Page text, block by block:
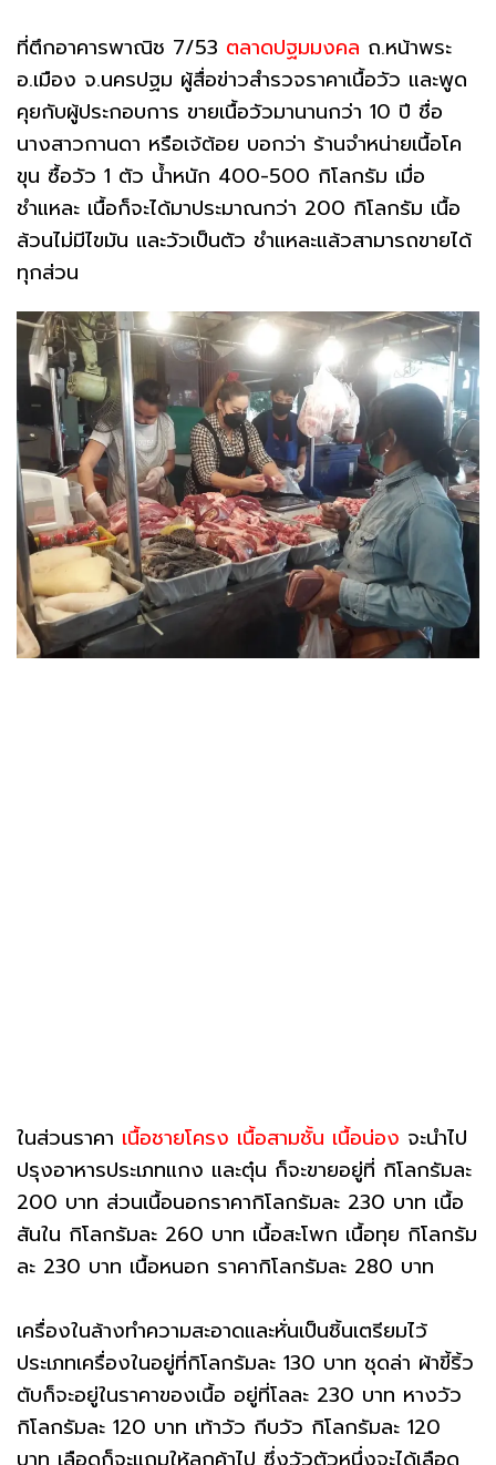
ที่ตึกอาคารพาณิช 7/53 ตลาดปฐมมงคล ถ.หน้าพระ
อ.เมือง จ.นครปฐม ผู้สื่อข่าวสำรวจราคาเนื้อวัว และพูด
คุยกับผู้ประกอบการ ขายเนื้อวัวมานานกว่า 10 ปี ชื่อ
นางสาวกานดา หรือเจ้ต้อย บอกว่า ร้านจำหน่ายเนื้อโค
ขุน ซื้อวัว 1 ตัว น้ำหนัก 400-500 กิโลกรัม เมื่อ
ชำแหละ เนื้อก็จะได้มาประมาณกว่า 200 กิโลกรัม เนื้อ
ล้วนไม่มีไขมัน และวัวเป็นตัว ชำแหละแล้วสามารถขายได้
ทุกส่วน
ในส่วนราคา เนื้อชายโครง เนื้อสามชั้น เนื้อน่อง จะนำไป
ปรุงอาหารประเภทแกง และตุ๋น ก็จะขายอยู่ที่ กิโลกรัมละ
200 บาท ส่วนเนื้อนอกราคากิโลกรัมละ 230 บาท เนื้อ
สันใน กิโลกรัมละ 260 บาท เนื้อสะโพก เนื้อทุย กิโลกรัม
ละ 230 บาท เนื้อหนอก ราคากิโลกรัมละ 280 บาท
เครื่องในล้างทำความสะอาดและหั่นเป็นชิ้นเตรียมไว้
ประเภทเครื่องในอยู่ที่กิโลกรัมละ 130 บาท ชุดล่า ผ้าขี้ริ้ว
ตับก็จะอยู่ในราคาของเนื้อ อยู่ที่โลละ 230 บาท หางวัว
กิโลกรัมละ 120 บาท เท้าวัว กีบวัว กิโลกรัมละ 120